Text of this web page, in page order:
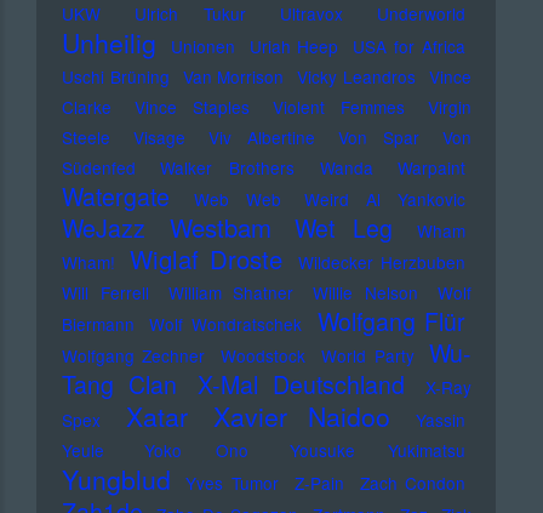
UKW Ulrich Tukur Ultravox Underworld
Unheilig Unionen Uriah Heep
USA for Africa
Uschi Brüning Van Morrison Vicky Leandros Vince
Clarke
Vince Staples Violent Femmes
Virgin
Steele
Visage Viv Albertine Von Spar
Von
Südenfed
Walker Brothers Wanda Warpaint
Watergate Web Web Weird Al Yankovic
WeJazz Westbam Wet Leg
Wham
Wham!
Wiglaf Droste
Wildecker Herzbuben
Will Ferrell
William Shatner Willie Nelson
Wolf
Biermann
Wolf Wondratschek Wolfgang Flür
Wolfgang Zechner Woodstock World Party
Wu-
Tang Clan
X-Mal Deutschland
X-Ray
Spex
Xatar Xavier Naidoo
Yassin
Yeule
Yoko Ono Yousuke Yukimatsu
Yungblud Yves Tumor Z-Pain Zach Condon